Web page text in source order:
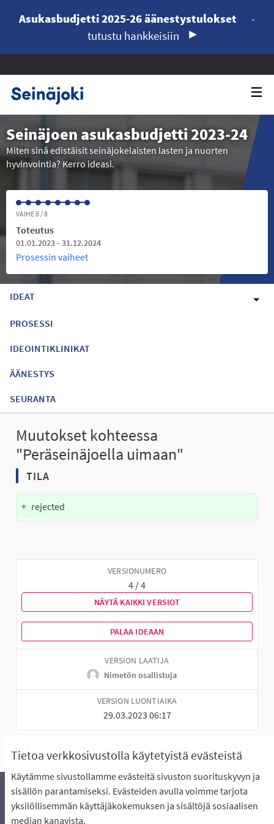
Tietoa verkkosivustolla käytetyistä evästeistä
Käytämme sivustollamme evästeitä sivuston suorituskyvyn ja
sisällön parantamiseksi. Evästeiden avulla voimme tarjota
yksilöllisemmän käyttäjäkokemuksen ja sisältöjä sosiaalisen
median kanavista.
Asukasbudjetti 2025-26 äänestystulokset
-
tutustu hankkeisiin
Seinäjoen asukasbudjetti 2023-24
Miten sinä edistäisit seinäjokelaisten lasten ja nuorten
hyvinvointia? Kerro ideasi.
VAIHE 8 / 8
Toteutus
01.01.2023 - 31.12.2024
Prosessin vaiheet
IDEAT
PROSESSI
IDEOINTIKLINIKAT
ÄÄNESTYS
SEURANTA
Muutokset kohteessa
"Peräseinäjoella uimaan"
TILA
+ rejected
VERSIONUMERO
4 / 4
NÄYTÄ KAIKKI VERSIOT
PALAA IDEAAN
VERSION LAATIJA
Nimetön osallistuja
VERSION LUONTIAIKA
29.03.2023 06:17
Äänestyksen pikaohjeet
Usein kysytyt kysymykset